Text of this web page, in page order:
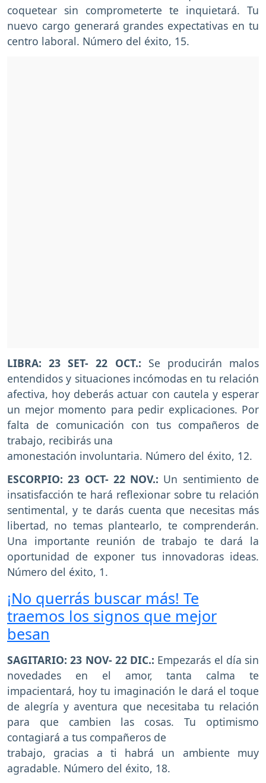
coquetear sin comprometerte te inquietará. Tu
nuevo cargo generará grandes expectativas en tu
centro laboral. Número del éxito, 15.
LIBRA: 23 SET- 22 OCT.: Se producirán malos
entendidos y situaciones incómodas en tu relación
afectiva, hoy deberás actuar con cautela y esperar
un mejor momento para pedir explicaciones. Por
falta de comunicación con tus compañeros de
trabajo, recibirás una
amonestación involuntaria. Número del éxito, 12.
ESCORPIO: 23 OCT- 22 NOV.: Un sentimiento de
insatisfacción te hará reflexionar sobre tu relación
sentimental, y te darás cuenta que necesitas más
libertad, no temas plantearlo, te comprenderán.
Una importante reunión de trabajo te dará la
oportunidad de exponer tus innovadoras ideas.
Número del éxito, 1.
¡No querrás buscar más! Te
traemos los signos que mejor
besan
SAGITARIO: 23 NOV- 22 DIC.: Empezarás el día sin
novedades en el amor, tanta calma te
impacientará, hoy tu imaginación le dará el toque
de alegría y aventura que necesitaba tu relación
para que cambien las cosas. Tu optimismo
contagiará a tus compañeros de
trabajo, gracias a ti habrá un ambiente muy
agradable. Número del éxito, 18.